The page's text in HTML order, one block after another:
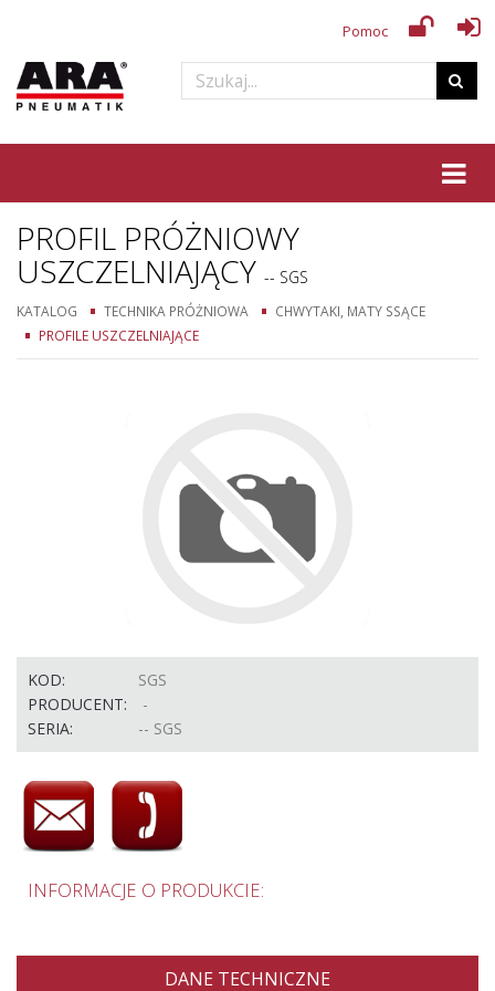
Pomoc
PROFIL PRÓŻNIOWY
USZCZELNIAJĄCY -- SGS
KATALOG TECHNIKA PRÓŻNIOWA
CHWYTAKI, MATY SSĄCE
PROFILE USZCZELNIAJĄCE
KOD:
SGS
PRODUCENT:
-
SERIA:
-- SGS
INFORMACJE O PRODUKCIE:
DANE TECHNICZNE